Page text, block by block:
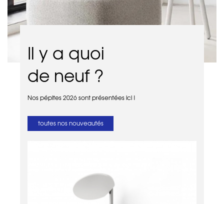
Il y a quoi
de neuf ?
Nos pépites 2026 sont présentées ici !
toutes nos nouveautés